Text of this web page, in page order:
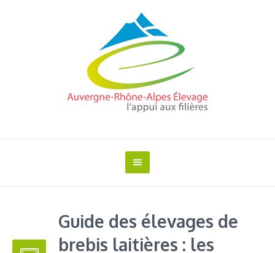
Guide des élevages de
brebis laitières : les